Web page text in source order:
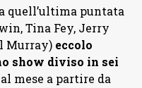
quell’ultima puntata
Tina Fey, Jerry
Murray) eccolo
show diviso in sei
mese a partire da